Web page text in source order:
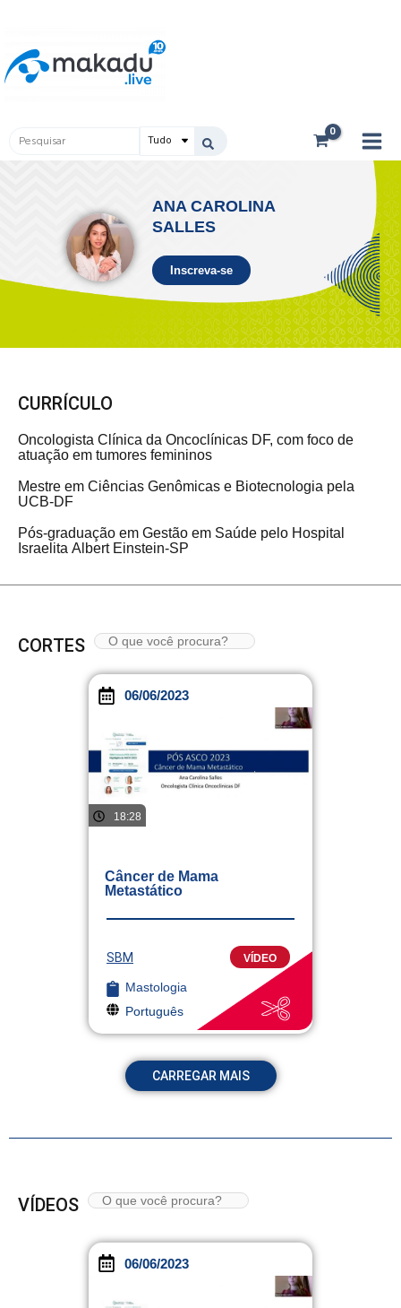
conteúdo
Pesquisar
ANA CAROLINA
SALLES
Inscreva-se
CURRÍCULO
Oncologista Clínica da Oncoclínicas DF, com foco de
atuação em tumores femininos
Mestre em Ciências Genômicas e Biotecnologia pela
UCB-DF
Pós-graduação em Gestão em Saúde pelo Hospital
Israelita Albert Einstein-SP
CORTES
06/06/2023
18:28
Câncer de Mama
Metastático
SBM VÍDEO
Mastologia
Português
CARREGAR MAIS
VÍDEOS
06/06/2023